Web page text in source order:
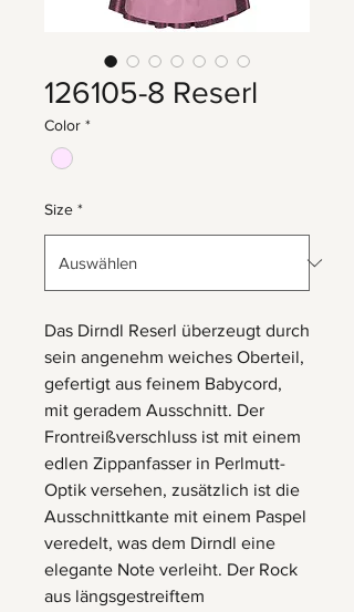
126105-8 Reserl
Color *
Size *
Das Dirndl Reserl überzeugt durch
sein angenehm weiches Oberteil,
gefertigt aus feinem Babycord,
mit geradem Ausschnitt. Der
Frontreißverschluss ist mit einem
edlen Zippanfasser in Perlmutt-
Optik versehen, zusätzlich ist die
Ausschnittkante mit einem Paspel
veredelt, was dem Dirndl eine
elegante Note verleiht. Der Rock
aus längsgestreiftem